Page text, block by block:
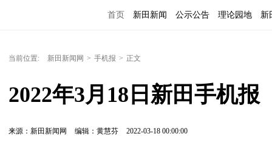
首页 新田新闻 公示公告 理论园地 新
当前位置: 新田新闻网 > 手机报 > 正文
2022年3月18日新田手机报
来源：新田新闻网 编辑：黄慧芬 2022-03-18 00:00:00